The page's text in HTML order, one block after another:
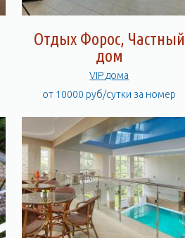
Отдых Форос, Частный
дом
VIP дома
от 10000 руб/сутки за номер